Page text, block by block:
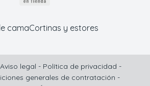
camaCortinas y estores
Aviso legal - Política de privacidad -
generales de contratación -